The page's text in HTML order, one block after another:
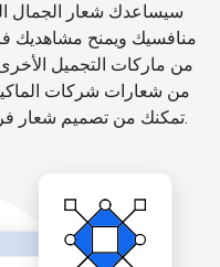
سيساعدك شعار الجمال
منافسيك ويمنح مشاهديك
من ماركات التجميل
من شعارات شركات
تمكنك من تصميم شعار فريد قد يصور مكانة علامتك التجارية.